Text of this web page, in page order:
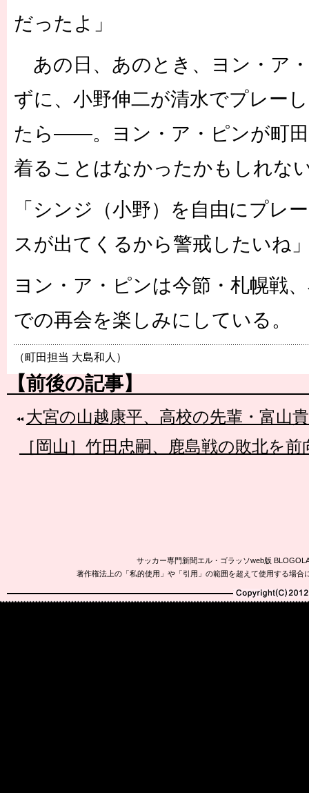
だったよ」
あの日、あのとき、ヨン・ア
ずに、小野伸二が清水でプレー
たら――。ヨン・ア・ピンが町
着ることはなかったかもしれな
「シンジ（小野）を自由にプレ
スが出てくるから警戒したいね
ヨン・ア・ピンは今節・札幌戦
での再会を楽しみにしている。
（町田担当 大島和人）
【前後の記事】
大宮の山越康平、高校の先輩・富山
［岡山］竹田忠嗣、鹿島戦の敗北を
サッカー専門新聞エル・ゴラッソweb版
著作権法上の「私的使用」や「引用」の範囲を超えて使用する場
Copyright(C)2010-